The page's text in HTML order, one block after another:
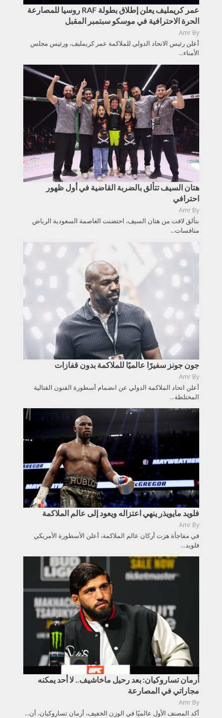
عمر كريمليف يعلن إطلاق بطولة RAF روسيا للمصارعة
الحرة الاحترافية في موسكو سبتمبر المقبل
By
Amr
أعلن رئيس الاتحاد الدولي للملاكمة عمر كريمليف، ورئيس مجلس
الأمناء...
هتان السيف تتألق بالضربة القاضية في أول ظهور
احترافي
By
Amr
بتألق لافت من هتان السيف، احتضنت العاصمة السعودية الرياض
منافسات...
جون جونز سفيرًا عالميًا للملاكمة بدون قفازات
By
Amr
أعلن اتحاد الملاكمة الدولي عن انضمام أسطورة الفنون القتالية
المختلطة...
فلويد مايويذر ينهي اعتزاله ويعود إلى عالم الملاكمة
By
Amr
في مفاجأة هزت أركان عالم الملاكمة، أعلن الأسطورة الأمريكي
فلويد...
أرمان تساروكيان: بعد رحيل ماخاشيف.. لا أحد يمكنه
مجاراتي في المصارعة
By
Amr
أكد المصنف الأول عالميًا في الوزن الخفيف، أرمان تساروكيان، أن...